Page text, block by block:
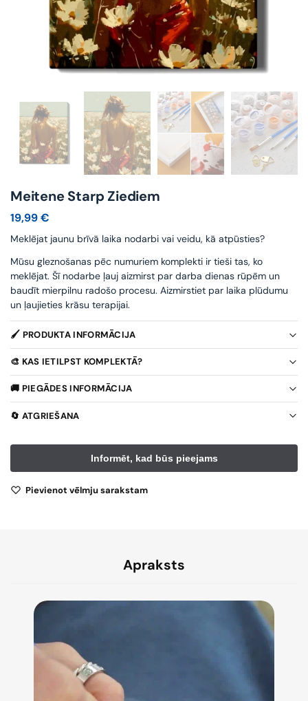
Meitene Starp Ziediem
19,99€
Meklējat jaunu brīvā laika nodarbi vai veidu, kā atpūsties?
Mūsu gleznošanas pēc numuriem komplekti ir tieši tas, ko
meklējat. Šī nodarbe ļauj aizmirst par darba dienas rūpēm un
baudīt mierpilnu radošo procesu. Aizmirstiet par laika plūdumu
un ļaujieties krāsu terapijai.
🖌️ PRODUKTA INFORMĀCIJA
🎨 KAS IETILPST KOMPLEKTĀ?
🚚 PIEGĀDES INFORMĀCIJA
🔄 ATGRIEŠANA
Pievienot vēlmju sarakstam
Apraksts